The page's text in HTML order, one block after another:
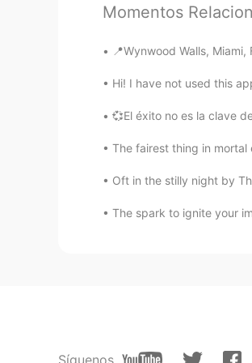
ES EN
Hi I can help u
JD Villafuerte
ES EN
Hi, nice to meet
ES EN
Momentos
📍Wynwood Walls,
Hi! I have not used this
💞El éxito no es la clave
The fairest thing in mortal
Oft in the stilly night by
The spark to ignite your
Síguenos